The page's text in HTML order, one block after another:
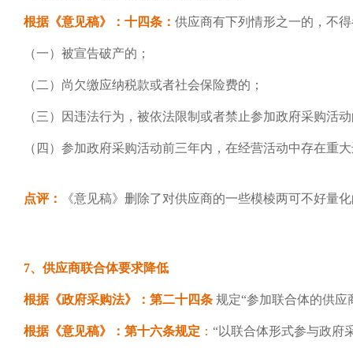
根据《意见稿》：十四条： 供应商有下列情形之一的，不
（一）被宣告破产的；
（二）尚欠缴应纳税款或者社会保险费的；
（三）因违法行为，被依法限制或者禁止参加政府采购活
（四）参加政府采购活动前三年内，在经营活动中存在重
点评： 《意见稿》删除了对供应商的一些模棱两可不好量
7、供应商联合体要求降低
根据《政府采购法》：第二十四条 规定“参加联合体的供
根据《意见稿》：第十六条规定 ： “以联合体形式参与政府